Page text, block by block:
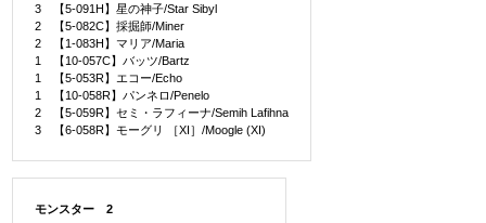
3 【5-091H】星の神子/Star Sibyl
2 【5-082C】採掘師/Miner
2 【1-083H】マリア/Maria
1 【10-057C】バッツ/Bartz
1 【5-053R】エコー/Echo
1 【10-058R】パンネロ/Penelo
2 【5-059R】セミ・ラフィーナ/Semih Lafihna
3 【6-058R】モーグリ ［XI］/Moogle (XI)
モンスター 2